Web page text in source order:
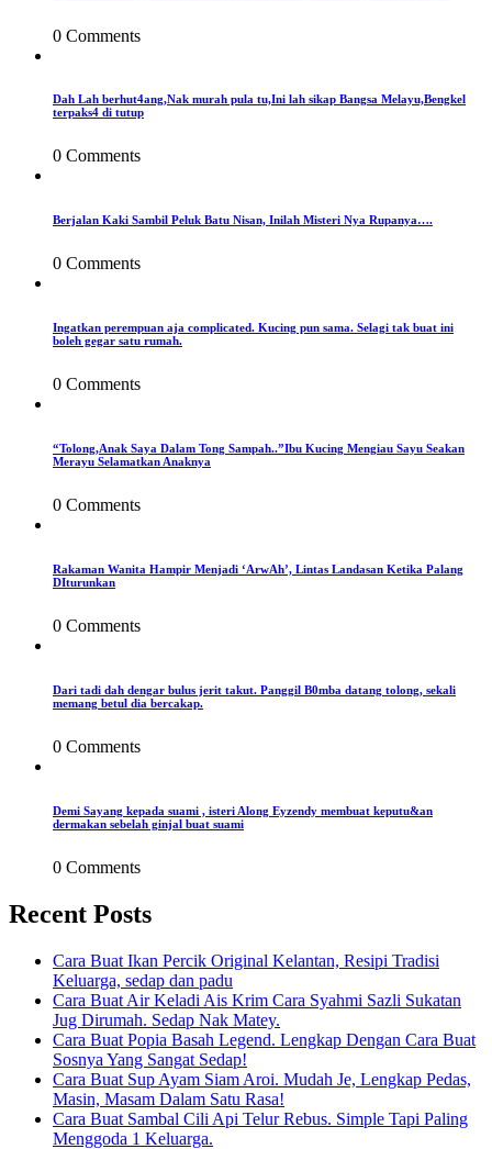
0 Comments
Dah Lah berhut4ang,Nak murah pula tu,Ini lah sikap Bangsa Melayu,Bengkel
terpaks4 di tutup
0 Comments
Berjalan Kaki Sambil Peluk Batu Nisan, Inilah Misteri Nya Rupanya….
0 Comments
Ingatkan perempuan aja complicated. Kucing pun sama. Selagi tak buat ini
boleh gegar satu rumah.
0 Comments
“Tolong,Anak Saya Dalam Tong Sampah..”Ibu Kucing Mengiau Sayu Seakan
Merayu Selamatkan Anaknya
0 Comments
Rakaman Wanita Hampir Menjadi ‘ArwAh’, Lintas Landasan Ketika Palang
DIturunkan
0 Comments
Dari tadi dah dengar bulus jerit takut. Panggil B0mba datang tolong, sekali
memang betul dia bercakap.
0 Comments
Demi Sayang kepada suami , isteri Along Eyzendy membuat keputu&an
dermakan sebelah ginjal buat suami
0 Comments
Recent Posts
Cara Buat Ikan Percik Original Kelantan, Resipi Tradisi
Keluarga, sedap dan padu
Cara Buat Air Keladi Ais Krim Cara Syahmi Sazli Sukatan
Jug Dirumah. Sedap Nak Matey.
Cara Buat Popia Basah Legend. Lengkap Dengan Cara Buat
Sosnya Yang Sangat Sedap!
Cara Buat Sup Ayam Siam Aroi. Mudah Je, Lengkap Pedas,
Masin, Masam Dalam Satu Rasa!
Cara Buat Sambal Cili Api Telur Rebus. Simple Tapi Paling
Menggoda 1 Keluarga.